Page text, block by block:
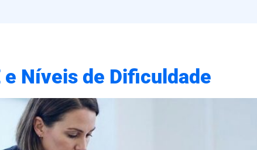
Níveis de Dificuldade